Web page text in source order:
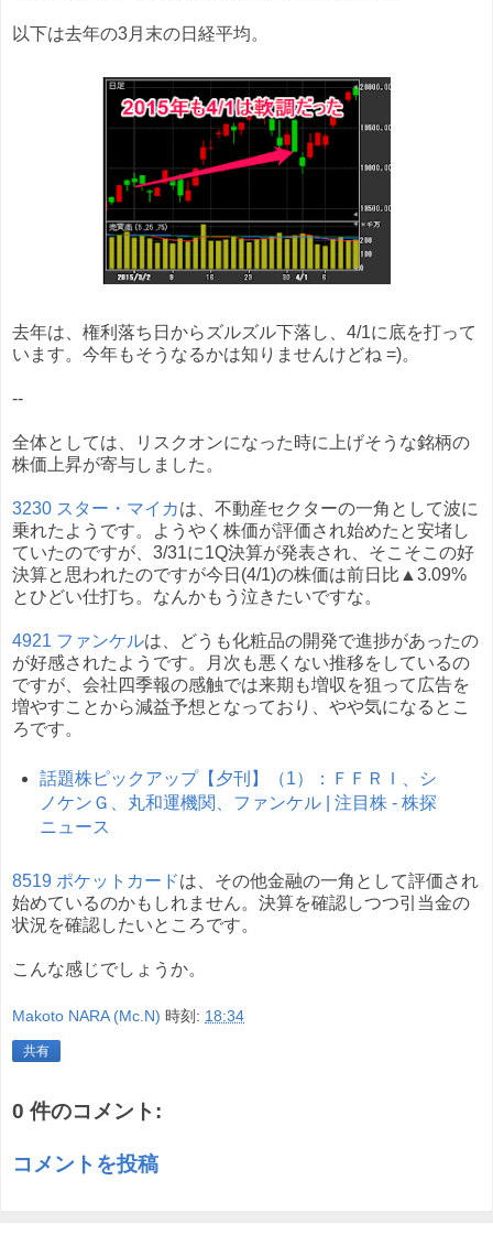
以下は去年の3月末の日経平均。
去年は、権利落ち日からズルズル下落し、4/1に底を打って
います。今年もそうなるかは知りませんけどね =)。
--
全体としては、リスクオンになった時に上げそうな銘柄の
株価上昇が寄与しました。
3230 スター・マイカは、不動産セクターの一角として波に
乗れたようです。ようやく株価が評価され始めたと安堵し
ていたのですが、3/31に1Q決算が発表され、そこそこの好
決算と思われたのですが今日(4/1)の株価は前日比▲3.09%
とひどい仕打ち。なんかもう泣きたいですな。
4921 ファンケルは、どうも化粧品の開発で進捗があったの
が好感されたようです。月次も悪くない推移をしているの
ですが、会社四季報の感触では来期も増収を狙って広告を
増やすことから減益予想となっており、やや気になるとこ
ろです。
話題株ピックアップ【夕刊】（1）：ＦＦＲＩ、シ
ノケンＧ、丸和運機関、ファンケル | 注目株 - 株探
ニュース
8519 ポケットカードは、その他金融の一角として評価され
始めているのかもしれません。決算を確認しつつ引当金の
状況を確認したいところです。
こんな感じでしょうか。
Makoto NARA (Mc.N) 時刻: 18:34
共有
0 件のコメント:
コメントを投稿